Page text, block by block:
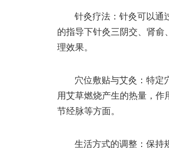
针灸疗法：针灸可以通
的指导下针灸三阴交、肾俞
理效果。
穴位敷贴与艾灸：特定
用艾草燃烧产生的热量，作
节经脉等方面。
生活方式的调整：保持